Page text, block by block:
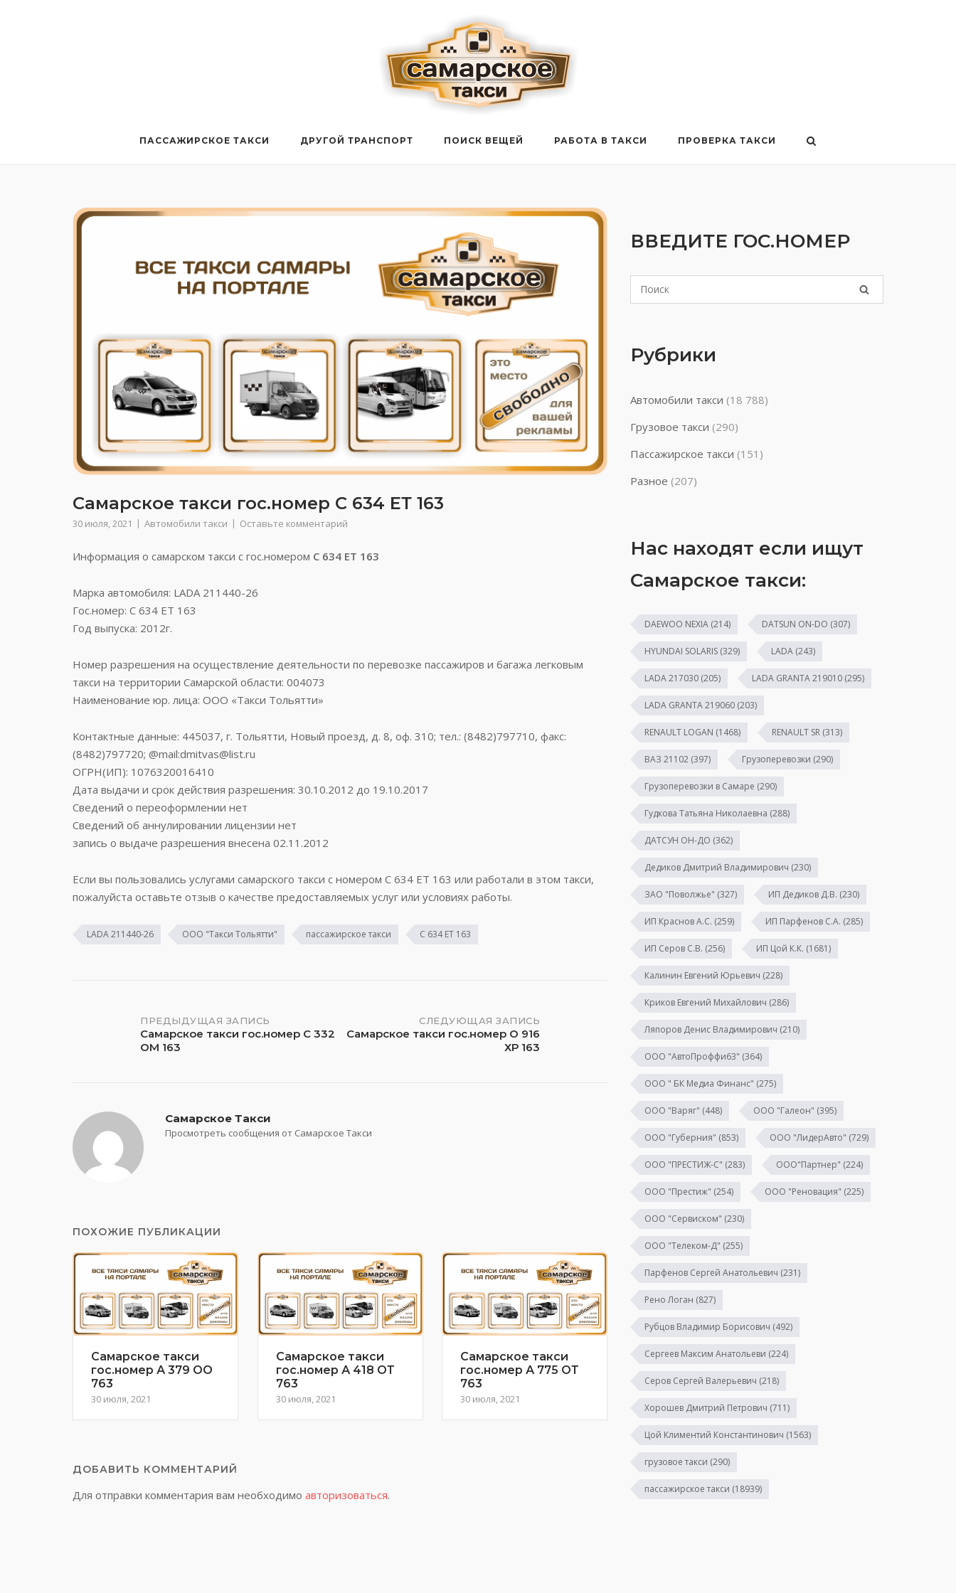
ПАССАЖИРСКОЕ ТАКСИ ДРУГОЙ ТРАНСПОРТ ПОИСК ВЕЩЕЙ РАБОТА В ТАКСИ ПРОВЕРКА ТАКСИ
Самарское такси гос.номер С 634 ЕТ 163
30 июля, 2021 Автомобили такси Оставьте комментарий
Информация о самарском такси с гос.номером С 634 ЕТ 163
Марка автомобиля: LADA 211440-26
Гос.номер: С 634 ЕТ 163
Год выпуска: 2012г.
Номер разрешения на осуществление деятельности по перевозке пассажиров и багажа легковым
такси на территории Самарской области: 004073
Наименование юр. лица: ООО «Такси Тольятти»
Контактные данные: 445037, г. Тольятти, Новый проезд, д. 8, оф. 310; тел.: (8482)797710, факс:
(8482)797720; @mail:dmitvas@list.ru
ОГРН(ИП): 1076320016410
Дата выдачи и срок действия разрешения: 30.10.2012 до 19.10.2017
Сведений о переоформлении нет
Сведений об аннулировании лицензии нет
запись о выдаче разрешения внесена 02.11.2012
Если вы пользовались услугами самарского такси с номером С 634 ЕТ 163 или работали в этом такси,
пожалуйста оставьте отзыв о качестве предоставляемых услуг или условиях работы.
LADA 211440-26 ООО "Такси Тольятти" пассажирское такси С 634 ЕТ 163
НавигацияПРЕДЫДУЩАЯ ЗАПИСЬ
Самарское такси гос.номер С 332
ОМ 163
СЛЕДУЮЩАЯ ЗАПИСЬ
Самарское такси гос.номер О 916
ХР 163
Самарское Такси
Просмотреть сообщения от Самарское Такси
ПОХОЖИЕ ПУБЛИКАЦИИ
Самарское такси
гос.номер А 379 ОО
763
30 июля, 2021
Самарское такси
гос.номер А 418 ОТ
763
30 июля, 2021
Самарское такси
гос.номер А 775 ОТ
763
30 июля, 2021
ДОБАВИТЬ КОММЕНТАРИЙ
Для отправки комментария вам необходимо авторизоваться.
ВВЕДИТЕ ГОС.НОМЕР
Рубрики
Автомобили такси (18 788)
Грузовое такси (290)
Пассажирское такси (151)
Разное (207)
Нас находят если ищут
Самарское такси:
DAEWOO NEXIA(214) DATSUN ON-DO (307)
HYUNDAI SOLARIS(329) LADA(243)
LADA 217030(205) LADA GRANTA 219010(295)
LADA GRANTA 219060(203)
RENAULT LOGAN (1468) RENAULT SR(313)
ВАЗ 21102(397) Грузоперевозки (290)
Грузоперевозки в Самаре (290)
Гудкова Татьяна Николаевна (288)
ДАТСУН ОН-ДО (362)
Дедиков Дмитрий Владимирович (230)
ЗАО "Поволжье" (327) ИП Дедиков Д.В. (230)
ИП Краснов А.С. (259) ИП Парфенов С.А. (285)
ИП Серов С.В. (256) ИП Цой К.К. (1681)
Калинин Евгений Юрьевич (228)
Криков Евгений Михайлович (286)
Ляпоров Денис Владимирович (210)
ООО "АвтоПроффи63" (364)
ООО " БК Медиа Финанс" (275)
ООО "Варяг" (448) ООО "Галеон" (395)
ООО "Губерния" (853) ООО "ЛидерАвто" (729)
ООО "ПРЕСТИЖ-С" (283) ООО"Партнер" (224)
ООО "Престиж" (254) ООО "Реновация" (225)
ООО "Сервиском" (230)
ООО "Телеком-Д" (255)
Парфенов Сергей Анатольевич (231)
Рено Логан (827)
Рубцов Владимир Борисович (492)
Сергеев Максим Анатольеви (224)
Серов Сергей Валерьевич (218)
Хорошев Дмитрий Петрович (711)
Цой Климентий Константинович (1563)
грузовое такси (290)
пассажирское такси (18939)